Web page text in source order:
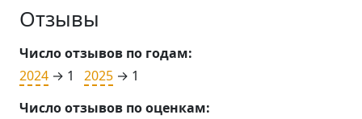
Отзывы
Число отзывов по годам:
2024 → 1 2025 → 1
Число отзывов по оценкам: